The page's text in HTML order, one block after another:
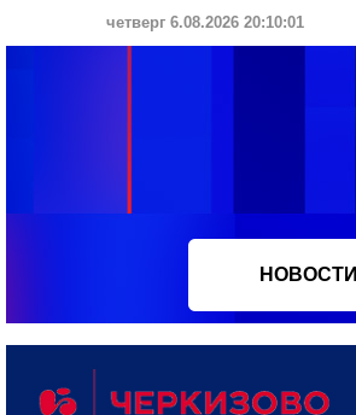
четверг 6.08.2026 20:10:02
НОВОСТИ